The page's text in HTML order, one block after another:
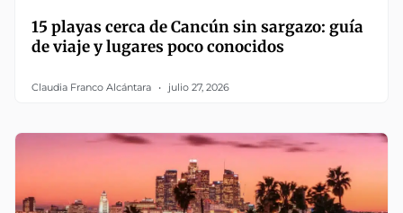
15 playas cerca de Cancún sin sargazo: guía
de viaje y lugares poco conocidos
Claudia Franco Alcántara julio 27, 2026